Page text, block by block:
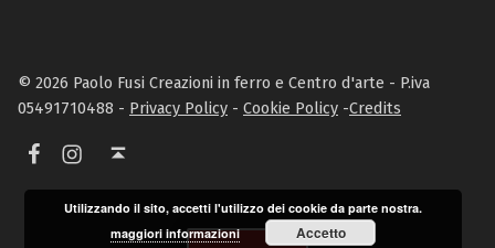
© 2026 Paolo Fusi Creazioni in ferro e Centro d'arte - P.iva
05491710488 - Privacy Policy - Cookie Policy -Credits
Utilizzando il sito, accetti l'utilizzo dei cookie da parte nostra.
maggiori informazioni
Accetto